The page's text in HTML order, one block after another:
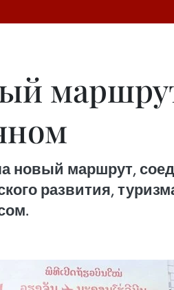
новый маршрут,
развития,